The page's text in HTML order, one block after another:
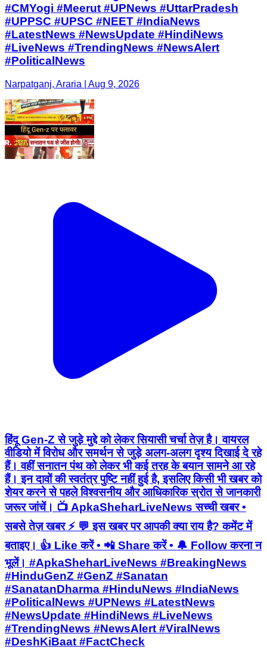
#CMYogi #Meerut #UPNews #UttarPradesh
#UPPSC #UPSC #NEET #IndiaNews
#LatestNews #NewsUpdate #HindiNews
#LiveNews #TrendingNews #NewsAlert
#PoliticalNews
Narpatganj, Araria | Aug 9, 2026
हिंदू Gen-Z से जुड़े मुद्दे को लेकर सियासी चर्चा तेज़ है। वायरल
वीडियो में विरोध और समर्थन से जुड़े अलग-अलग दृश्य दिखाई दे रहे
हैं। वहीं सनातन पंथ को लेकर भी कई तरह के बयान सामने आ रहे
हैं। इन दावों की स्वतंत्र पुष्टि नहीं हुई है, इसलिए किसी भी खबर को
शेयर करने से पहले विश्वसनीय और आधिकारिक स्रोत से जानकारी
जरूर जांचें। 📺 ApkaSheharLiveNews सच्ची खबर •
सबसे तेज़ खबर ⚡ 💬 इस खबर पर आपकी क्या राय है? कमेंट में
बताइए। 👍 Like करें • 📲 Share करें • 🔔 Follow करना न
भूलें। #ApkaSheharLiveNews #BreakingNews
#HinduGenZ #GenZ #Sanatan
#SanatanDharma #HinduNews #IndiaNews
#PoliticalNews #UPNews #LatestNews
#NewsUpdate #HindiNews #LiveNews
#TrendingNews #NewsAlert #ViralNews
#DeshKiBaat #FactCheck